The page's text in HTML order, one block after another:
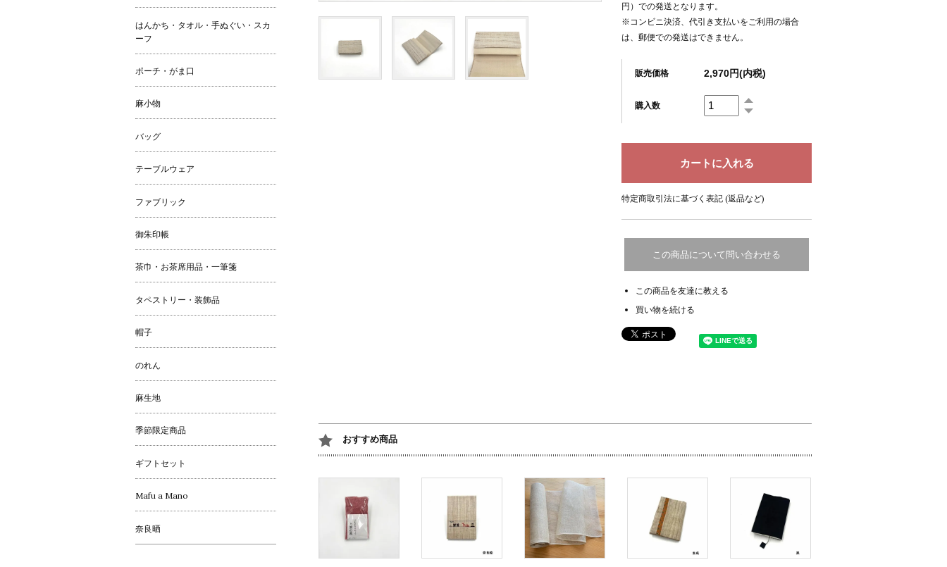
円）での発送となります。
※コンビニ決済、代引き支払いをご利用の場合
は、郵便での発送はできません。
販売価格 2,970円(内税)
購入数
特定商取引法に基づく表記 (返品など)
この商品について問い合わせる
この商品を友達に教える
買い物を続ける
おすすめ商品
はんかち・タオル・手ぬぐい・スカ
ーフ
ポーチ・がま口
麻小物
バッグ
テーブルウェア
ファブリック
御朱印帳
茶巾・お茶席用品・一筆箋
タペストリー・装飾品
帽子
のれん
麻生地
季節限定商品
ギフトセット
Mafu a Mano
奈良晒